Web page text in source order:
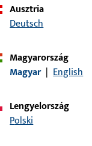
Ausztria
Deutsch
Magyarország
Magyar | English
Lengyelország
Polski